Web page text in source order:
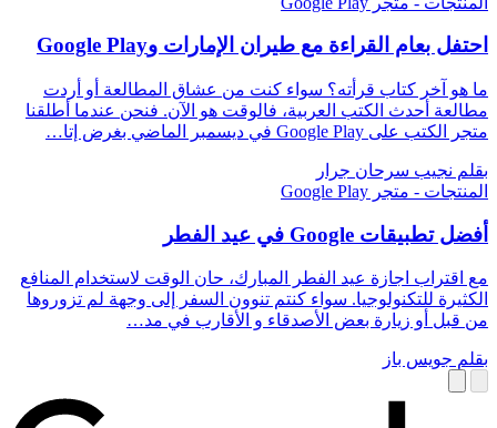
احتفل بعام القراءة مع طيران الإمارات وGoogle Play
ما هو آخر كتاب قرأته؟ سواء كنت من عشاق المطالعة أو أردت
مطالعة أحدث الكتب العربية، فالوقت هو الآن. فنحن عندما أطلقنا
متجر الكتب على Google Play في ديسمبر الماضي بغرض إتا…
بقلم نجيب سرحان جرار
المنتجات - متجر Google Play
أفضل تطبيقات Google في عيد الفطر
مع اقتراب اجازة عيد الفطر المبارك، حان الوقت لاستخدام المنافع
الكثيرة للتكنولوجيا. سواء كنتم تنوون السفر إلى وجهة لم تزوروها
من قبل أو زيارة بعض الأصدقاء و الأقارب في مد…
بقلم جويس باز